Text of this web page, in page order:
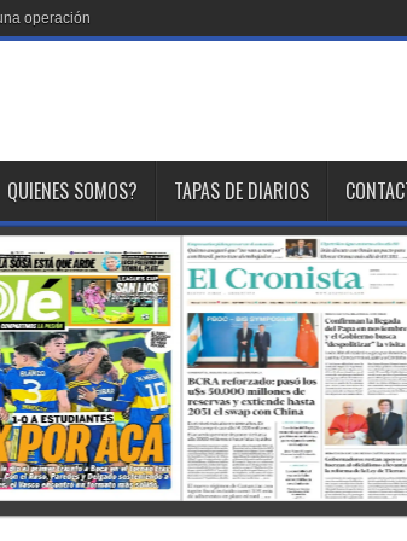
operación
QUIENES SOMOS? TAPAS DE DIARIOS